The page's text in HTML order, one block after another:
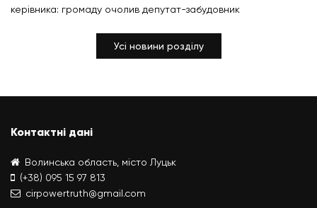
керівника: громаду очолив депутат-забудовник
Усі новини розділу
Контактні дані
Волинська область, місто Луцьк
(+38) 095 15 97 813
cirpowertruth@gmail.com